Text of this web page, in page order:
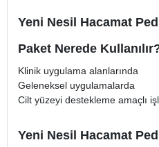
Yeni Nesil Hacamat
Paket Nerede
Klinik uygulama alanlarında
Geleneksel uygulamalarda
Cilt yüzeyi destekleme amaçlı
Yeni Nesil Hacamat